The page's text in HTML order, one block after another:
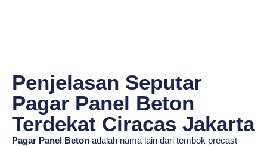
Penjelasan Seputar
Pagar Panel Beton
Terdekat Ciracas Jakarta
Pagar Panel Beton adalah nama lain dari tembok precast